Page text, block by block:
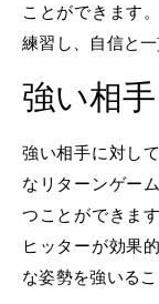
ことができます
練習し、自信と
強い相
強い相手に対し
なリターンゲー
つことができま
ヒッターが効果
な姿勢を強いるこ